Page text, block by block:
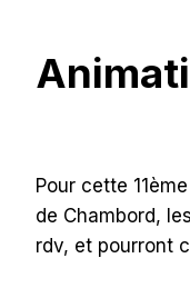
Pour cette
de Chambord,
rdv, et pourront